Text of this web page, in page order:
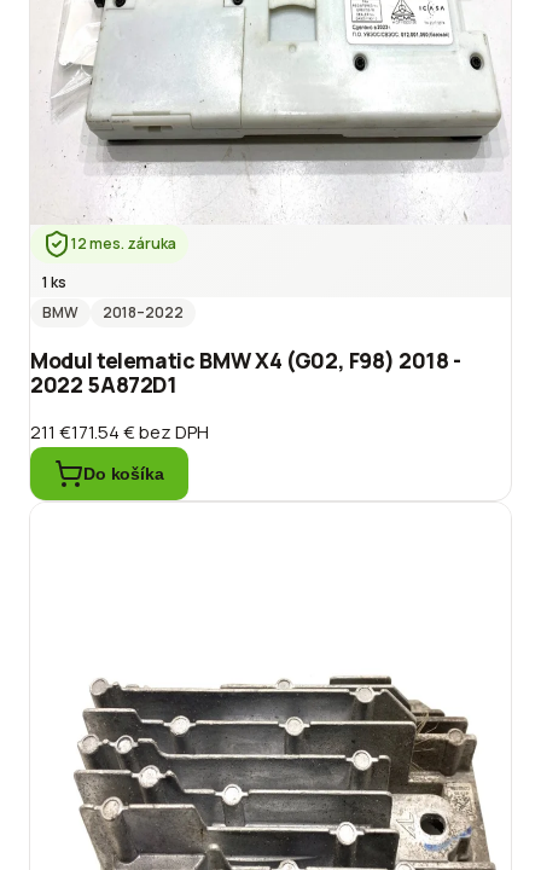
12 mes. záruka
1 ks
BMW
2018–2022
Modul telematic BMW X4 (G02, F98) 2018 -
2022 5A872D1
211 €171.54 €bez DPH
Do košíka